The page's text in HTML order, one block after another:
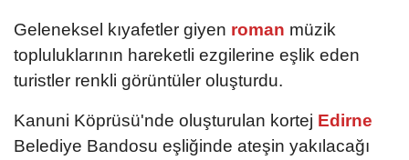
Geleneksel kıyafetler giyen roman müzik
topluluklarının hareketli ezgilerine eşlik eden
turistler renkli görüntüler oluşturdu.
Kanuni Köprüsü'nde oluşturulan kortej Edirne
Belediye Bandosu eşliğinde ateşin yakılacağı